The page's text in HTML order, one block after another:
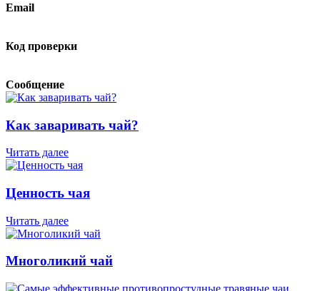
Email
Код проверки
Сообщение
Как заваривать чай?
Читать далее
Ценность чая
Читать далее
Многоликий чай